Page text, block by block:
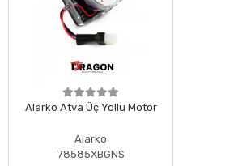
Alarko Atva Üç Yollu Motor
Alarko
78585XBGNS